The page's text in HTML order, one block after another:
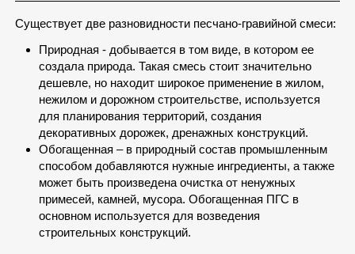
Существует две разновидности песчано-гравийной смеси:
Природная - добывается в том виде, в котором ее
создала природа. Такая смесь стоит значительно
дешевле, но находит широкое применение в жилом,
нежилом и дорожном строительстве, используется
для планирования территорий, создания
декоративных дорожек, дренажных конструкций.
Обогащенная – в природный состав промышленным
способом добавляются нужные ингредиенты, а также
может быть произведена очистка от ненужных
примесей, камней, мусора. Обогащенная ПГС в
основном используется для возведения
строительных конструкций.